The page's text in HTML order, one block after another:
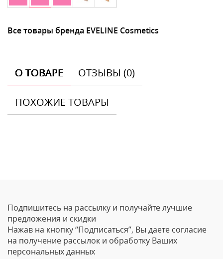
Все товары бренда EVELINE Cosmetics
О ТОВАРЕ ОТЗЫВЫ (0)
ПОХОЖИЕ ТОВАРЫ
Ваше Имя
Email
Подпишитесь на рассылку и получайте лучшие
предложения и скидки
Нажав на кнопку “Подписаться”, Вы даете согласие
на получение рассылок и обработку Ваших
персональных данных